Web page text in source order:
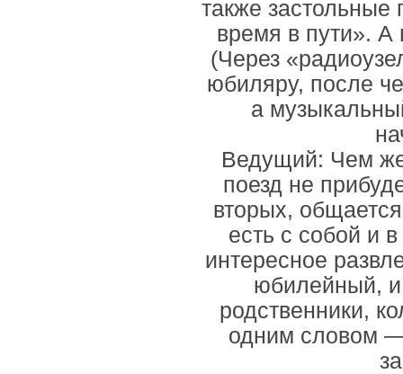
также застольные
время в пути». А
(Через
юбиляру, после
а
Ведущий: Чем же
поезд не
вторых,
есть с собой и
интересное
юбилейный,
родственники,
одним словом —